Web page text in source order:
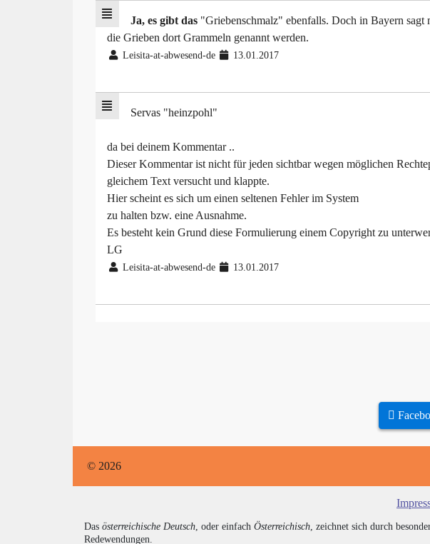
Ja, es gibt das"Griebenschmalz" ebenfalls. Doch in Bayern sagt
die Grieben dort Grammeln genannt werden.
Leisita-at-abwesend-de 13.01.2017
Servas "heinzpohl"
da bei deinem Kommentar ..
Dieser Kommentar ist nicht für jeden sichtbar wegen möglichen
gleichem Text versucht und klappte.
Hier scheint es sich um einen seltenen Fehler im System
zu halten bzw. eine Ausnahme.
Es besteht kein Grund diese Formulierung einem Copyright zu
LG
Leisita-at-abwesend-de 13.01.2017
© 2026
Das österreichische Deutsch, oder einfach Österreichisch, zeichnet sich durch
Redewendungen.